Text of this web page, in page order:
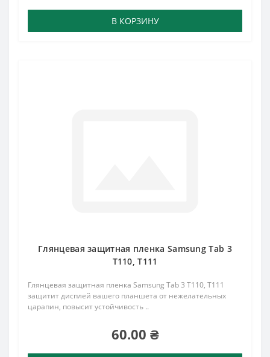
В КОРЗИНУ
Глянцевая защитная пленка Samsung Tab 3
T110, T111
Глянцевая защитная пленка Samsung Tab 3 T110, T111
защитит дисплей вашего планшета от нежелательных
царапин, повысит устойчивость ..
60.00 ₴